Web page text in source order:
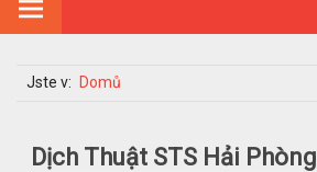
Jste v: Domů
Dịch Thuật STS Hải Phòng